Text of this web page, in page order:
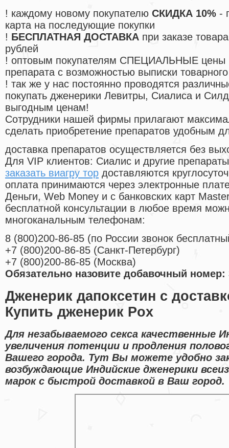
! каждому новому покупателю СКИДКА 10% -
карта на последующие покупки
! БЕСПЛАТНАЯ ДОСТАВКА при заказе
рублей
! оптовым покупателям СПЕЦИАЛЬНЫЕ цены
препарата с возможностью выписки
! так же у нас постоянно проводятся
покупать дженерики Левитры, Сиалиса и
выгодным ценам!
Cотрудники нашей фирмы прилагают
сделать приобретение препаратов удобным
доставка препаратов осуществляется без
Для VIP клиентов: Сиалис и другие
заказать виагру тор доставляются
оплата принимаются через электронные
Деньги, Web Money и с банковских карт
бесплатной консультации в любое время
многоканальным телефонам:
8 (800)200-86-85 (по России звонок
+7 (800)200-86-85 (Санкт-Петербург)
+7 (800)200-86-85 (Москва)
Обязательно назовите добавочный номер:
Дженерик дапоксетин с
Купить дженерик Pox
Для незабываемого секса качественные
увеличения потенции и продления
Вашего города. Тут Вы можете удобно
возбуждающие Индийские дженерики
марок с быстрой доставкой в Ваш город.